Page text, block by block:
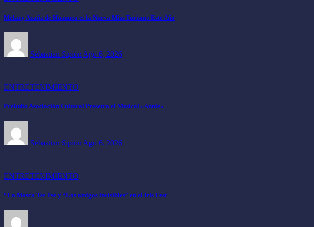
Melany Azaña de Huánuco es la Nueva Miss Turismo Este Año
Sebastian Sipión Ago 6, 2026
ENTRETENIMIENTO
Preludio Asociación Cultural Presenta el Musical «Annie»
Sebastian Sipión Ago 6, 2026
ENTRETENIMIENTO
“La Mosca Tse Tse y “Los amigos invisibles” en el Iris Fest